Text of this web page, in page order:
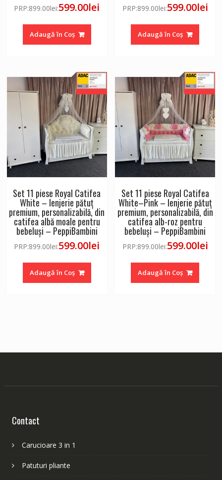
PRP:899.00lei:599.00lei
Adaugă în Coș
PRP:899.00lei:599.00lei
Adaugă în Coș
Set 11 piese Royal Catifea
White – lenjerie pătuț
premium, personalizabilă, din
catifea albă moale pentru
bebeluși – PeppiBambini
PRP:899.00lei:599.00lei
Adaugă în Coș
Set 11 piese Royal Catifea
White–Pink – lenjerie pătuț
premium, personalizabilă, din
catifea alb-roz pentru
bebeluși – PeppiBambini
PRP:899.00lei:599.00lei
Adaugă în Coș
Contact
Carucioare 3 in 1
Patuturi pliante